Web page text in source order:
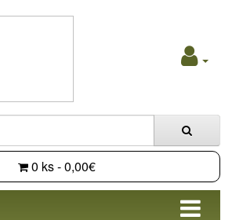
0 ks - 0,00€